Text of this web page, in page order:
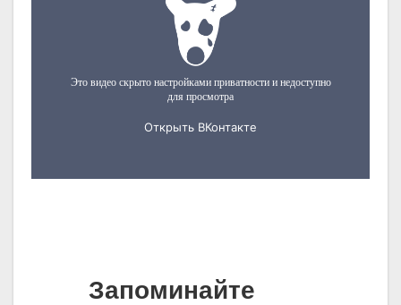
Запоминайте